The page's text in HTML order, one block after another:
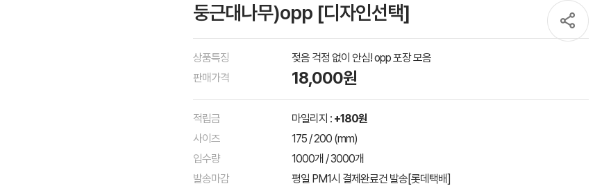
둥근대나무)opp [디자인선택]
상품특징
젖음 걱정 없이 안심! opp 포장 모음
판매가격
18,000원
적립금 마일리지 : +180원
사이즈
175 / 200 (mm)
입수량
1000개 / 3000개
발송마감
평일 PM1시 결제완료건 발송[롯데택배]